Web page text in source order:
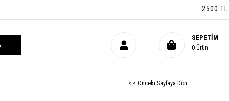
2500 TL
SEPETIM
0 Ürün
< < Önceki Sayfaya Dön